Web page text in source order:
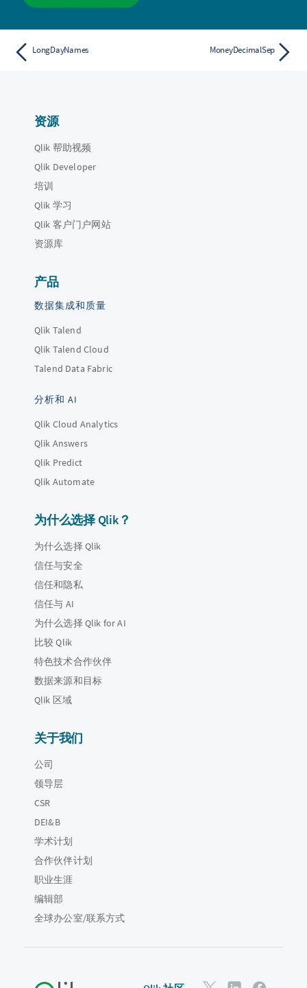
LongDayNames MoneyDecimalSep
资源
Qlik 帮助视频
Qlik Developer
培训
Qlik 学习
Qlik 客户门户网站
资源库
产品
数据集成和质量
Qlik Talend
Qlik Talend Cloud
Talend Data Fabric
分析和 AI
Qlik Cloud Analytics
Qlik Answers
Qlik Predict
Qlik Automate
为什么选择 Qlik？
为什么选择 Qlik
信任与安全
信任和隐私
信任与 AI
为什么选择 Qlik for AI
比较 Qlik
特色技术合作伙伴
数据来源和目标
Qlik 区域
关于我们
公司
领导层
CSR
DEI&B
学术计划
合作伙伴计划
职业生涯
编辑部
全球办公室/联系方式